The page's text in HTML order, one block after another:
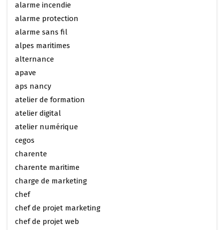
alarme incendie
alarme protection
alarme sans fil
alpes maritimes
alternance
apave
aps nancy
atelier de formation
atelier digital
atelier numérique
cegos
charente
charente maritime
charge de marketing
chef
chef de projet marketing
chef de projet web